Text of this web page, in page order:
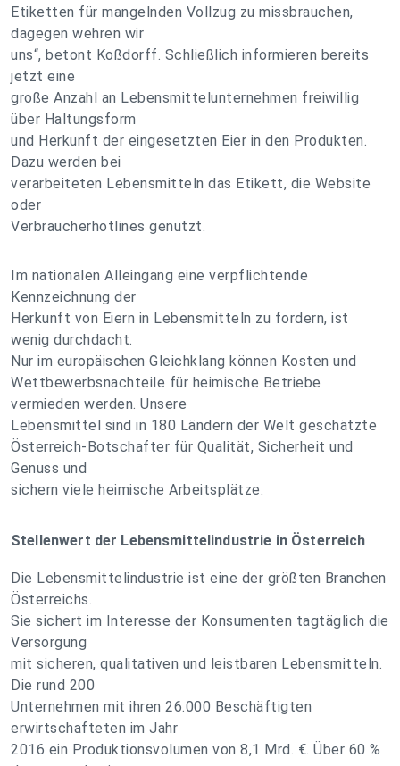
Etiketten für mangelnden Vollzug zu missbrauchen,
dagegen wehren wir
uns“, betont Koßdorff. Schließlich informieren bereits
jetzt eine
große Anzahl an Lebensmittelunternehmen freiwillig
über Haltungsform
und Herkunft der eingesetzten Eier in den Produkten.
Dazu werden bei
verarbeiteten Lebensmitteln das Etikett, die Website
oder
Verbraucherhotlines genutzt.
Im nationalen Alleingang eine verpflichtende
Kennzeichnung der
Herkunft von Eiern in Lebensmitteln zu fordern, ist
wenig durchdacht.
Nur im europäischen Gleichklang können Kosten und
Wettbewerbsnachteile für heimische Betriebe
vermieden werden. Unsere
Lebensmittel sind in 180 Ländern der Welt geschätzte
Österreich-Botschafter für Qualität, Sicherheit und
Genuss und
sichern viele heimische Arbeitsplätze.
Stellenwert der Lebensmittelindustrie in Österreich
Die Lebensmittelindustrie ist eine der größten Branchen
Österreichs.
Sie sichert im Interesse der Konsumenten tagtäglich die
Versorgung
mit sicheren, qualitativen und leistbaren Lebensmitteln.
Die rund 200
Unternehmen mit ihren 26.000 Beschäftigten
erwirtschafteten im Jahr
2016 ein Produktionsvolumen von 8,1 Mrd. €. Über 60 %